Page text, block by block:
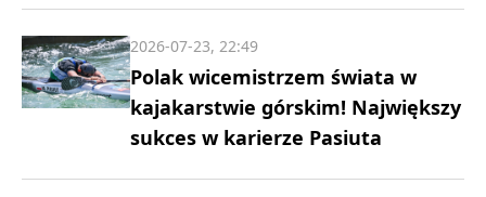
Polak wicemistrzem świata w
kajakarstwie górskim! Największy
sukces w karierze Pasiuta
2026-07-23, 22:49